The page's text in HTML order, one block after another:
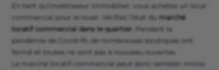
En tant qu’investisseur immobilier, vous achetez un local
commercial pour le louer. Vérifiez l’état du marché
locatif commercial dans le quartier . Pendant la
pandémie de Covid-19, de nombreuses boutiques ont
fermé et toutes ne sont pas à nouveau ouvertes.
Le marché locatif commercial peut donc sembler moins